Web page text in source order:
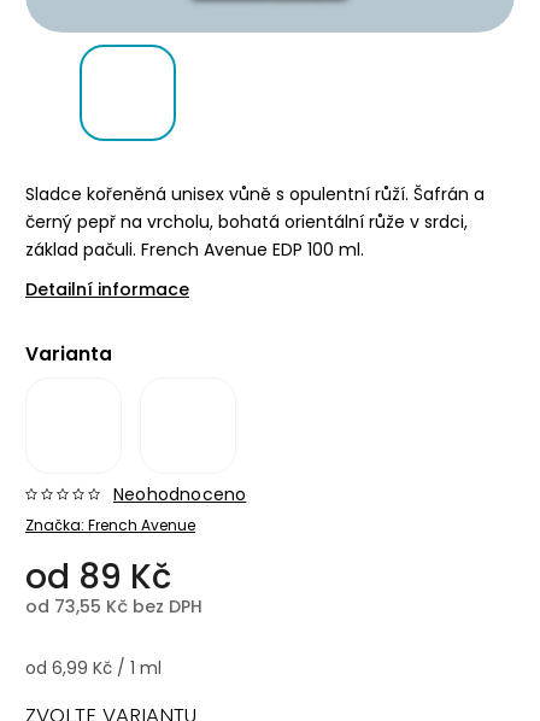
Sladce kořeněná unisex vůně s opulentní růží. Šafrán a
černý pepř na vrcholu, bohatá orientální růže v srdci,
základ pačuli. French Avenue EDP 100 ml.
Detailní informace
Varianta
Značka: French Avenue
Neohodnoceno
od 89 Kč
od 73,55 Kč bez DPH
od 6,99 Kč / 1 ml
ZVOLTE VARIANTU